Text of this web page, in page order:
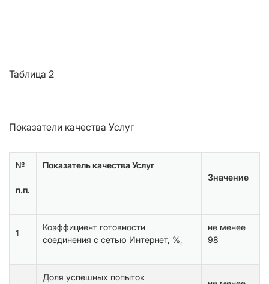
Таблица 2
Показатели качества Услуг
№
п.п.
Показатель качества Услуг
Значение
1
Коэффициент готовности
соединения с сетью Интернет, %,
не менее
98
Доля успешных попыток